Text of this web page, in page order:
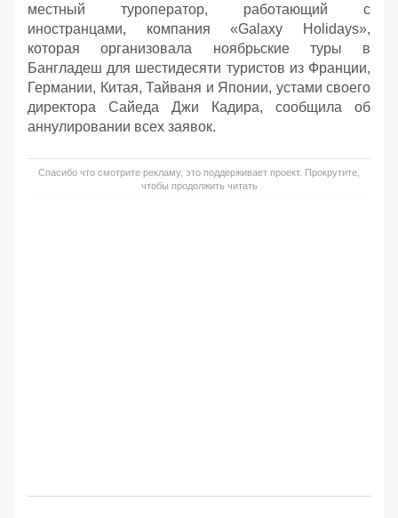
местный туроператор, работающий с
иностранцами, компания «Galaxy Holidays»,
которая организовала ноябрьские туры в
Бангладеш для шестидесяти туристов из Франции,
Германии, Китая, Тайваня и Японии, устами своего
директора Сайеда Джи Кадира, сообщила об
аннулировании всех заявок.
Спасибо что смотрите рекламу, это поддерживает проект. Прокрутите,
чтобы продолжить читать